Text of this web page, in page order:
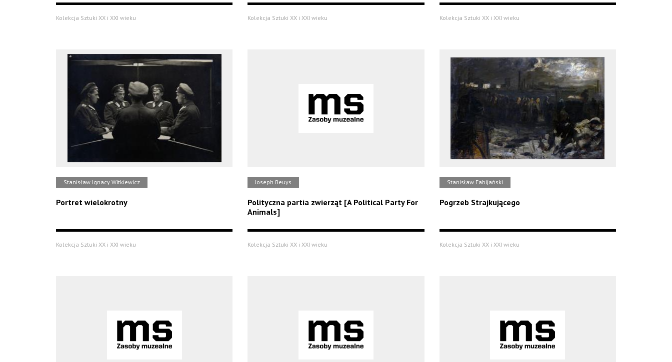
Kolekcja Sztuki XX i XXI wieku Kolekcja Sztuki XX i XXI wieku Kolekcja Sztuki XX i XXI wieku
Stanisław Ignacy Witkiewicz
Portret wielokrotny
Kolekcja Sztuki XX i XXI wieku
Joseph Beuys
Polityczna partia zwierząt [A Political Party For
Animals]
Kolekcja Sztuki XX i XXI wieku
Stanisław Fabijański
Pogrzeb Strajkującego
Kolekcja Sztuki XX i XXI wieku